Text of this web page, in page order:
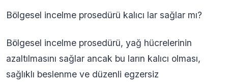
Bölgesel incelme prosedürü kalıcı lar sağlar mı?
Bölgesel incelme prosedürü, yağ hücrelerinin
azaltılmasını sağlar ancak bu ların kalıcı olması,
sağlıklı beslenme ve düzenli egzersiz